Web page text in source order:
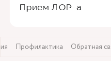
Прием ЛОР-а
Профилактика Обратная